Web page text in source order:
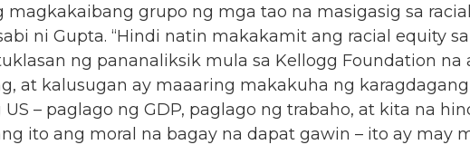
magkakaibang grupo ng mga tao na masigasig sa
ni Gupta. “Hindi natin makakamit ang racial equity
ng pananaliksik mula sa Kellogg Foundation na
at kalusugan ay maaaring makakuha ng
– paglago ng GDP, paglago ng trabaho, at kita na
ito ang moral na bagay na dapat gawin – ito ay may